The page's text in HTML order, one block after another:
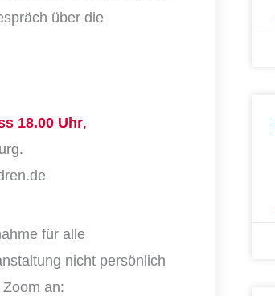
über die
18.00 Uhr,
für alle
nicht persönlich
an: